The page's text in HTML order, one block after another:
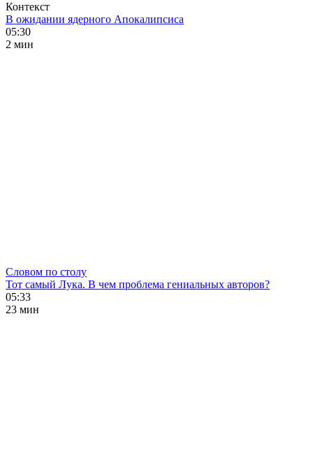
Контекст
В ожидании ядерного Апокалипсиса
05:30
2 мин
Словом по столу
Тот самый Лука. В чем проблема гениальных авторов?
05:33
23 мин